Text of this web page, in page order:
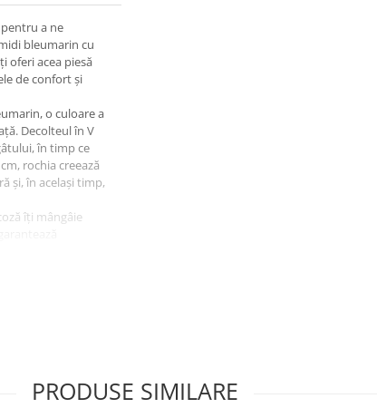
a ne
bleumarin cu
oferi acea piesă
de confort și
o culoare a
Decolteul în V
în timp ce
rochia creează
și, în același timp,
îți mângâie
în vedeta zilei,
la o petrecere
Această
PRODUSE SIMILARE